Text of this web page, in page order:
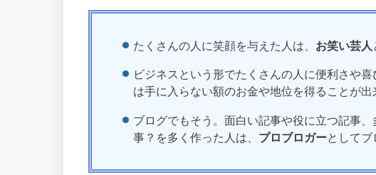
たくさんの人に笑顔を与えた人は、 お笑い芸人
ビジネスという形でたくさんの人に便利さや喜
は手に入らない額のお金や地位を得ることが出
ブログでもそう。面白い記事や役に立つ記事
事？を多く作った人は、 プロブロガーとしてブ